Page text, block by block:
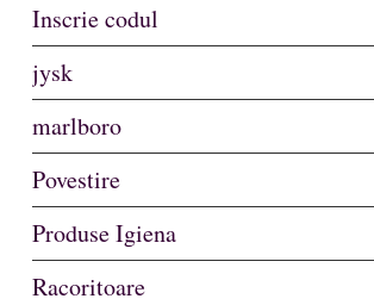
Inscrie codul
jysk
marlboro
Povestire
Produse Igiena
Racoritoare